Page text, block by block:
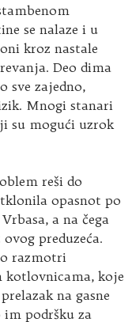
se nalaze i u
kroz nastale
Deo dima
sve zajedno,
Mnogi stanari
su mogući uzrok
reši do
opasnot po
a na čega
preduzeća.
razmotri
koje
na gasne
podršku za